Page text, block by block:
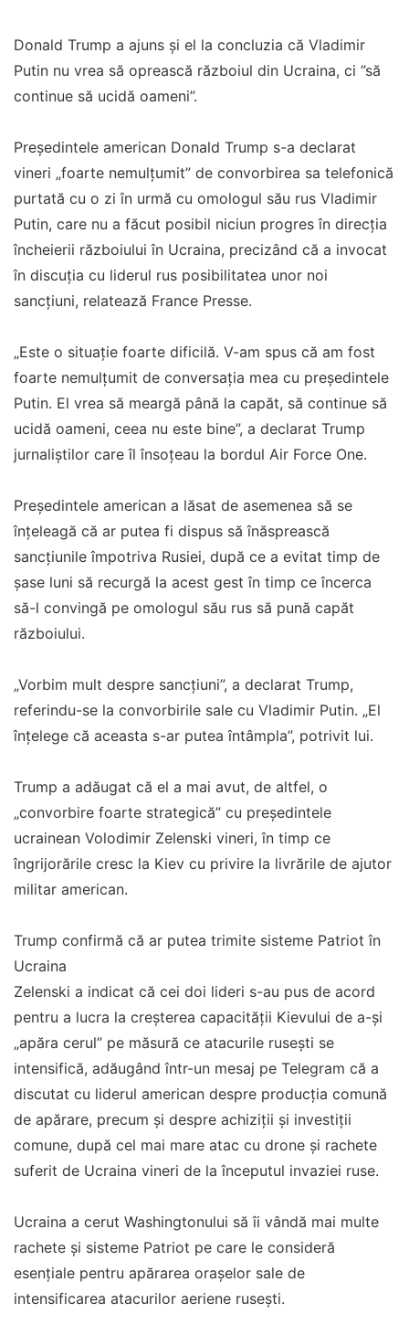
Donald Trump a ajuns și el la concluzia că Vladimir
Putin nu vrea să oprească războiul din Ucraina, ci ”să
continue să ucidă oameni”.
Preşedintele american Donald Trump s-a declarat
vineri „foarte nemulţumit” de convorbirea sa telefonică
purtată cu o zi în urmă cu omologul său rus Vladimir
Putin, care nu a făcut posibil niciun progres în direcţia
încheierii războiului în Ucraina, precizând că a invocat
în discuţia cu liderul rus posibilitatea unor noi
sancţiuni, relatează France Presse.
„Este o situaţie foarte dificilă. V-am spus că am fost
foarte nemulţumit de conversaţia mea cu preşedintele
Putin. El vrea să meargă până la capăt, să continue să
ucidă oameni, ceea nu este bine”, a declarat Trump
jurnaliştilor care îl însoţeau la bordul Air Force One.
Preşedintele american a lăsat de asemenea să se
înţeleagă că ar putea fi dispus să înăsprească
sancţiunile împotriva Rusiei, după ce a evitat timp de
şase luni să recurgă la acest gest în timp ce încerca
să-l convingă pe omologul său rus să pună capăt
războiului.
„Vorbim mult despre sancţiuni”, a declarat Trump,
referindu-se la convorbirile sale cu Vladimir Putin. „El
înţelege că aceasta s-ar putea întâmpla”, potrivit lui.
Trump a adăugat că el a mai avut, de altfel, o
„convorbire foarte strategică” cu preşedintele
ucrainean Volodimir Zelenski vineri, în timp ce
îngrijorările cresc la Kiev cu privire la livrările de ajutor
militar american.
Trump confirmă că ar putea trimite sisteme Patriot în
Ucraina
Zelenski a indicat că cei doi lideri s-au pus de acord
pentru a lucra la creşterea capacităţii Kievului de a-şi
„apăra cerul” pe măsură ce atacurile ruseşti se
intensifică, adăugând într-un mesaj pe Telegram că a
discutat cu liderul american despre producţia comună
de apărare, precum şi despre achiziţii şi investiţii
comune, după cel mai mare atac cu drone şi rachete
suferit de Ucraina vineri de la începutul invaziei ruse.
Ucraina a cerut Washingtonului să îi vândă mai multe
rachete şi sisteme Patriot pe care le consideră
esenţiale pentru apărarea oraşelor sale de
intensificarea atacurilor aeriene ruseşti.